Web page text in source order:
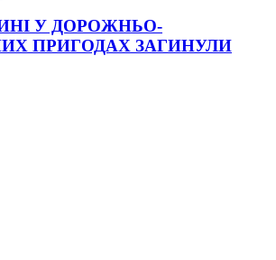
У ДОРОЖНЬО-
ПРИГОДАХ ЗАГИНУЛИ